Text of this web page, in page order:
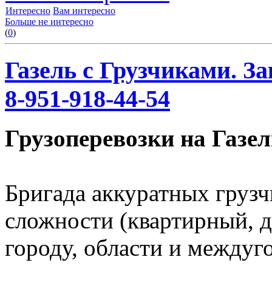
Интересно Вам интересно
Больше не интересно
(0)
Газель с Грузчиками.
8-951-918-44-54
Грузоперевозки на
Бригада аккуратных
сложности (квартирный,
городу, области и